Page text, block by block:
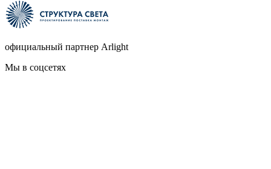
официальный партнер Arlight
Мы в соцсетях